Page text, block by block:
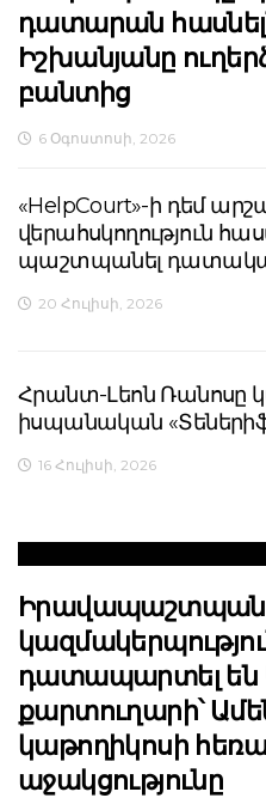
դատարան
Իշխանյանը
բանտից
6 Օգոստոսի, 2026
«HelpCourt»-ի դեմ
վերահսկողություն
պաշտպանել
20 Հուլիսի, 2026
Հրանտ-Լեոն Ռանոսը
իսպանական
16 Հուլիսի, 2026
Իրավապաշտպան
դատապարտել են
քարտուղարի՝
կաթողիկոսի
աջակցությունը